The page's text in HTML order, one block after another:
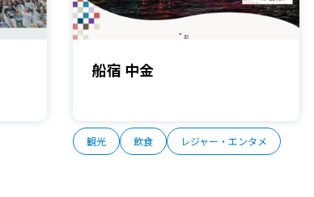
船宿 中金
観光 飲食 レジャー・エンタメ